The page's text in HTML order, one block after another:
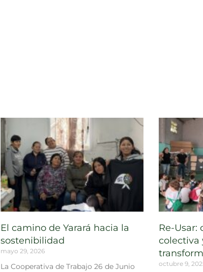
El camino de Yarará hacia la
sostenibilidad
mayo 29, 2026
La Cooperativa de Trabajo 26 de Junio
Re-Usar:
colectiva
octubre 9,